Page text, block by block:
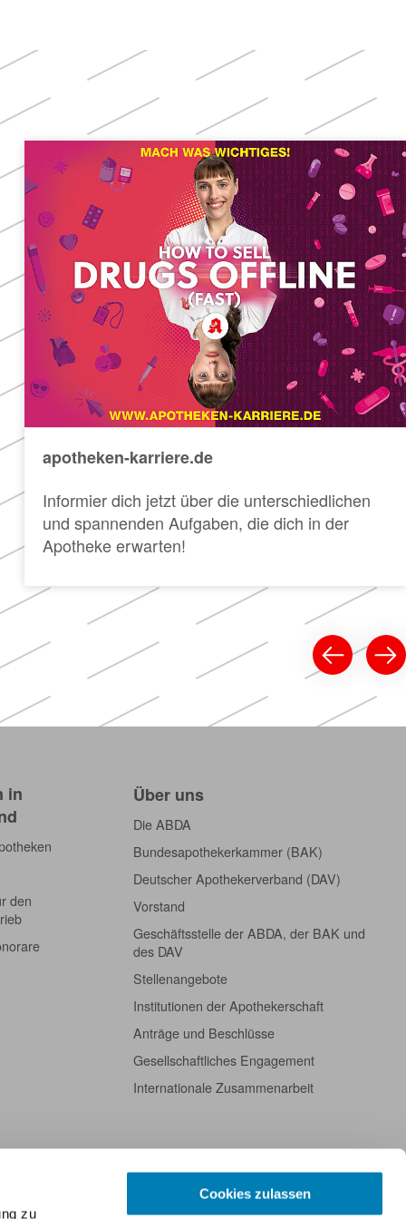
zu
Cookies zulassen
apotheken-karriere.de
Informier dich jetzt über die unterschiedlichen
und spannenden Aufgaben, die dich in der
Apotheke erwarten!
in
den
Über uns
Die ABDA
Bundesapothekerkammer (BAK)
Deutscher Apothekerverband (DAV)
Vorstand
Geschäftsstelle der ABDA, der BAK und
des DAV
Stellenangebote
Institutionen der Apothekerschaft
Anträge und Beschlüsse
Gesellschaftliches Engagement
Internationale Zusammenarbeit